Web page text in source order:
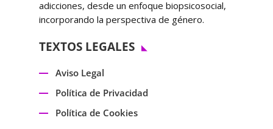
adicciones, desde un enfoque biopsicosocial,
incorporando la perspectiva de género.
TEXTOS LEGALES
Aviso Legal
Política de Privacidad
Política de Cookies